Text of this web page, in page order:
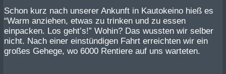
Schon kurz nach unserer Ankunft in Kautokeino hieß es
“Warm anziehen, etwas zu trinken und zu essen
einpacken. Los geht’s!” Wohin? Das wussten wir selber
nicht. Nach einer einstündigen Fahrt erreichten wir ein
großes Gehege, wo 6000 Rentiere auf uns warteten.